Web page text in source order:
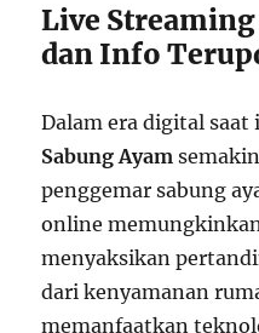
Live
dan Info
Dalam era digital
Sabung Ayam
penggemar sabung
online
menyaksikan
dari kenyamanan
memanfaatkan